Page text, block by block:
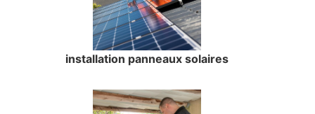
installation panneaux solaires